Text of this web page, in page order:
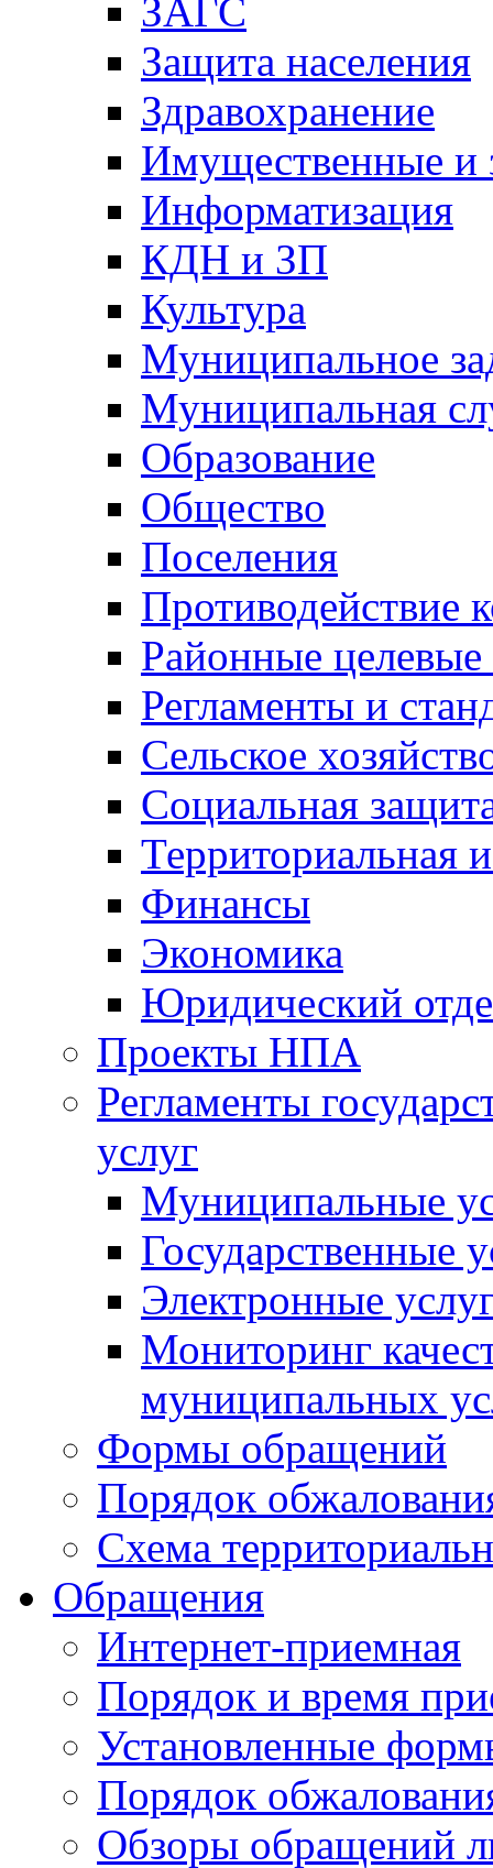
ЗАГС
Защита населения
Здравохранение
Имущественные и
Информатизация
КДН и ЗП
Культура
Муниципальное
Муниципальная
Образование
Общество
Поселения
Противодействие
Районные
Регламенты и
Сельское
Социальная
Территориальная
Финансы
Экономика
Юридический
Проекты НПА
Регламенты
услуг
Муниципальные
Государственные
Электронные
Мониторинг
муниципальных
Формы обращений
Порядок
Схема
Обращения
Интернет-приемная
Порядок и время
Установленные
Порядок
Обзоры обращений